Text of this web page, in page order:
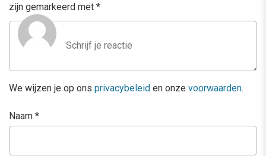
zijn gemarkeerd met *
We wijzen je op ons privacybeleid en onze voorwaarden.
Naam *